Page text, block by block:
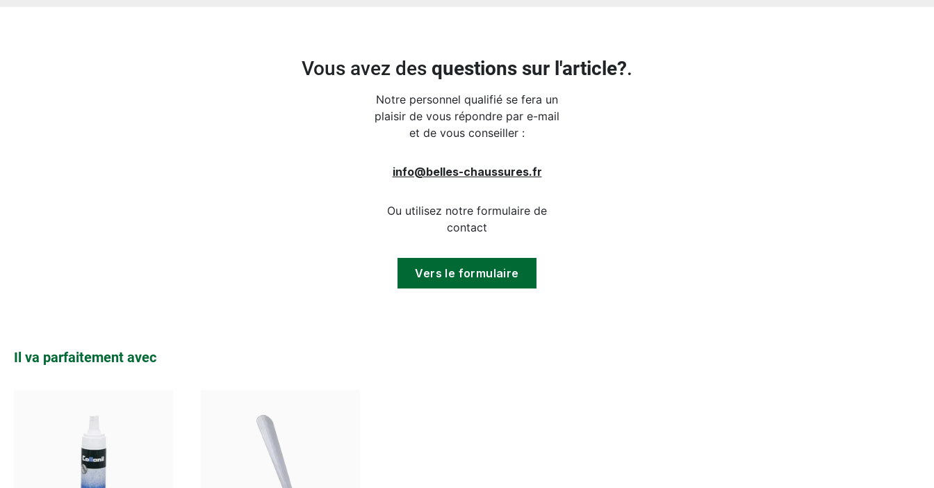
Vous avez des questions sur l'article?.
Notre personnel qualifié se fera un
plaisir de vous répondre par e-mail
et de vous conseiller :
info@belles-chaussures.fr
Ou utilisez notre formulaire de
contact
Vers le formulaire
Ignorer la galerie de produits
Il va parfaitement avec